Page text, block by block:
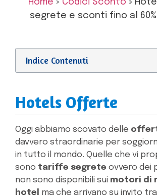
Home » Codici Sconto »
segrete e sconti fino al
Indice Contenuti
Hotels Offerte
Oggi abbiamo scovato delle
davvero straordinarie per
in tutto il mondo. Quelle che vi
sono tariffe segrete ovvero dei
non sono disponibili sui motori di
hotel
ma che arrivano su invito